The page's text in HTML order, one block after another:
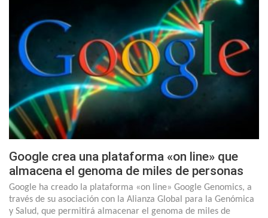
Google crea una plataforma «on line» que
almacena el genoma de miles de personas
Google ha creado la plataforma «on line» Google Genomics, a
través de su asociación con la Alianza Global para la Genómica
y Salud, que permitirá almacenar el genoma de miles de